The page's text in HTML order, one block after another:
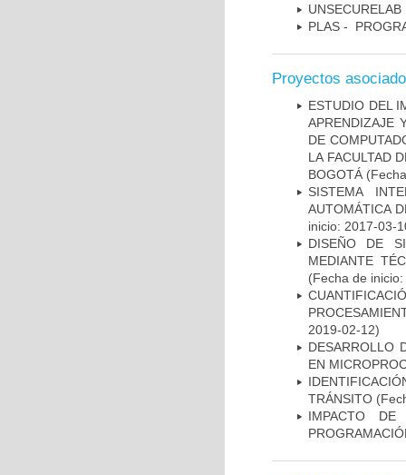
UNSECURELAB
PLAS -
Proyectos
ESTUDIO DEL
APRENDIZAJE
DE
LA FACULTAD
BOGOTÁ
SISTEMA
AUTOMÁTICA
inicio: 2017-03-
DISEÑO DE
MEDIANTE
(Fecha de
2019-02-12)
DESARROLLO
EN
TRÁNSITO
IMPACTO